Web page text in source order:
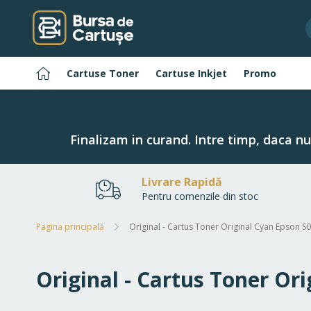
Navigați
la
Conținut
PaginaCartuse Toner Cartuse Inkjet Promo
Finalizam in curand. Intre timp, daca
Livrare Rapidă
Pentru comenzile din stoc
Pagina principală Original - Cartus Toner Original Cyan Epson
Original - Cartus Toner